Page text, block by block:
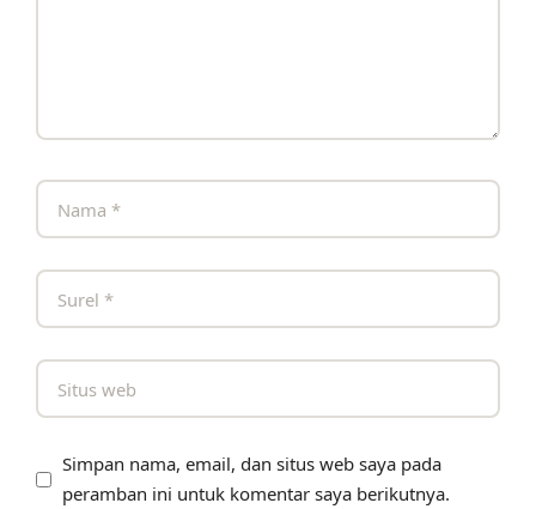
Simpan nama, email, dan situs web saya pada
peramban ini untuk komentar saya berikutnya.